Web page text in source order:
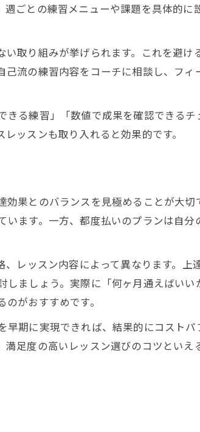
ごとの練習メニューや課題を具体的に
取り組みが挙げられます。これを避け
流の練習内容をコーチに相談し、フィ
る練習」「数値で成果を確認できるチ
ッスンも取り入れると効果的です。
果とのバランスを見極めることが大切
ます。一方、都度払いのプランは自分
レッスン内容によって異なります。上
ましょう。実際に「何ヶ月通えばいい
がおすすめです。
期に実現できれば、結果的にコストパ
足度の高いレッスン選びのコツといえ